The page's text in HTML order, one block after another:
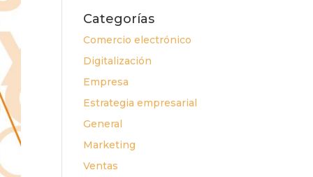
Categorías
Comercio electrónico
Digitalización
Empresa
Estrategia empresarial
General
Marketing
Ventas